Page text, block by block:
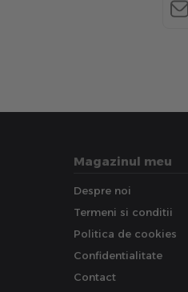
Magazinul meu
Despre noi
Termeni si conditii
Politica de cookies
Confidentialitate
Contact